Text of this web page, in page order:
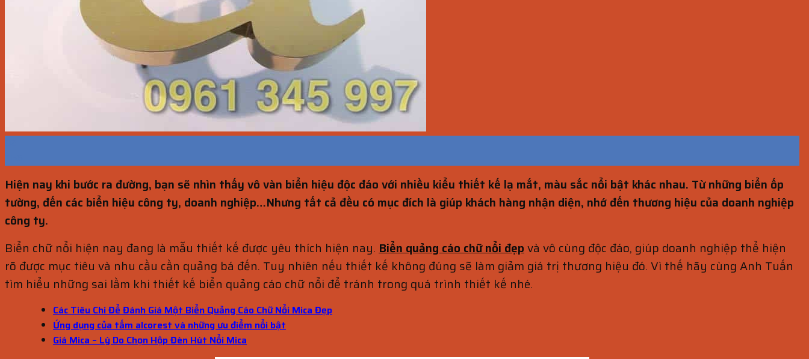
Hiện nay khi bước ra đường, bạn sẽ nhìn thấy vô vàn biển hiệu độc đáo với nhiều kiểu thiết kế lạ mắt, màu sắc nổi bật khác nhau. Từ những biển ốp
tường, đến các biển hiệu công ty, doanh nghiệp…Nhưng tất cả đều có mục đích là giúp khách hàng nhận diện, nhớ đến thương hiệu của doanh nghiệp
công ty.
Biển chữ nổi hiện nay đang là mẫu thiết kế được yêu thích hiện nay. Biển quảng cáo chữ nổi đẹpvà vô cùng độc đáo, giúp doanh nghiệp thể hiện
rõ được mục tiêu và nhu cầu cần quảng bá đến. Tuy nhiên nếu thiết kế không đúng sẽ làm giảm giá trị thương hiệu đó. Vì thế hãy cùng Anh Tuấn
tìm hiểu những sai lầm khi thiết kế biển quảng cáo chữ nổi để tránh trong quá trình thiết kế nhé.
Các Tiêu Chí Để Đánh Giá Một Biển Quảng Cáo Chữ Nổi Mica Đẹp
Ứng dụng của tấm alcorest và những ưu điểm nổi bật
Giá Mica – Lý Do Chọn Hộp Đèn Hút Nổi Mica